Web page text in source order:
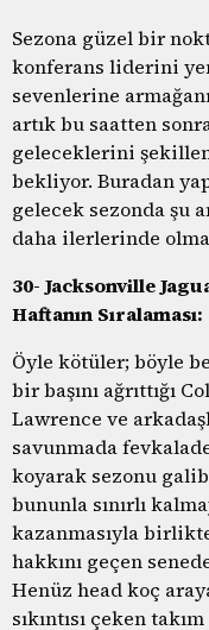
Sezona güzel bir
konferans liderini
sevenlerine
artık bu saatten
geleceklerini
bekliyor. Buradan
gelecek sezonda şu
daha ilerlerinde
30- Jacksonville
Haftanın Sıralaması:
Öyle kötüler; böyle
bir başını ağrıttığı
Lawrence ve
savunmada
koyarak sezonu
bununla sınırlı
kazanmasıyla
hakkını geçen
Henüz head koç
sıkıntısı çeken